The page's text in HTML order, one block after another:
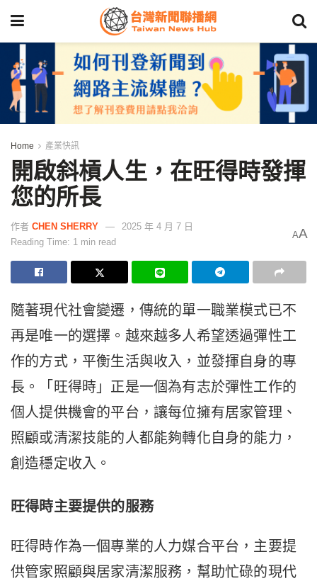
Home 產業快訊
開啟斜槓人生，在旺得時發揮
您的所長
作者 CHEN SHERRY
2025 年 4 月 7 日
Reading Time: 1 min read
AA
隨著現代社會變遷，傳統的單一職業模式已不
再是唯一的選擇。越來越多人希望透過彈性工
作的方式，平衡生活與收入，並發揮自身的專
長。「旺得時」正是一個為有志於彈性工作的
個人提供機會的平台，讓每位擁有居家管理、
照顧或清潔技能的人都能夠轉化自身的能力，
創造穩定收入。
旺得時主要提供的服務
旺得時作為一個專業的人力媒合平台，主要提
供管家照顧與居家清潔服務，幫助忙碌的現代